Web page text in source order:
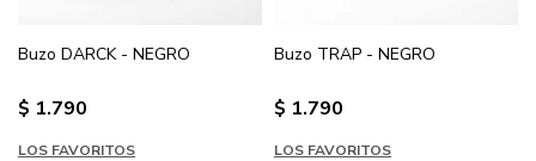
Buzo DARCK - NEGRO
$ 1.790
LOS FAVORITOS
Buzo TRAP - NEGRO
$ 1.790
LOS FAVORITOS